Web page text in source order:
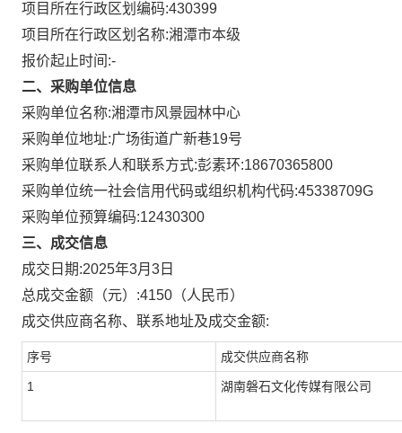
项目所在行政区划编码:430399
项目所在行政区划名称:湘潭市本级
报价起止时间:-
二、采购单位信息
采购单位名称:湘潭市风景园林中心
采购单位地址:广场街道广新巷19号
采购单位联系人和联系方式:彭素环:18670365800
采购单位统一社会信用代码或组织机构代码:45338709G
采购单位预算编码:12430300
三、成交信息
成交日期:2025年3月3日
总成交金额（元）:4150 （人民币）
成交供应商名称、联系地址及成交金额:
序号 成交供应商名称
1 湖南磐石文化传媒有限公司